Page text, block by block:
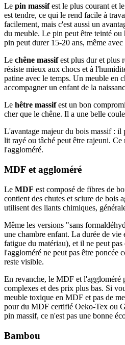
Le pin massifest le plus courant et
est tendre, ce qui le rend facile à
facilement, mais c'est aussi un
du meuble. Le pin peut être teinté
pin peut durer 15-20 ans, même
Le chêne massifest plus dur et plus
résiste mieux aux chocs et à
patine avec le temps. Un meuble en
accompagner un enfant de la
Le hêtre massifest un bon
cher que le chêne. Il a une belle
L'avantage majeur du bois massif : il
lit rayé ou tâché peut être rajeuni. Ce
l'aggloméré.
MDF et aggloméré
Le MDF est composé de fibres de
contient des chutes et sciure de bois
utilisent des liants chimiques,
Même les versions "sans
une chambre enfant. La durée de vie
fatigue du matériau), et il ne peut
l'aggloméré ne peut pas être poncée
reste visible.
En revanche, le MDF et l'aggloméré
complexes et des prix plus bas. Si
meuble toxique en MDF et pas de
pour du MDF certifié Oeko-Tex ou
pin massif, ce n'est pas une bonne
Bambou